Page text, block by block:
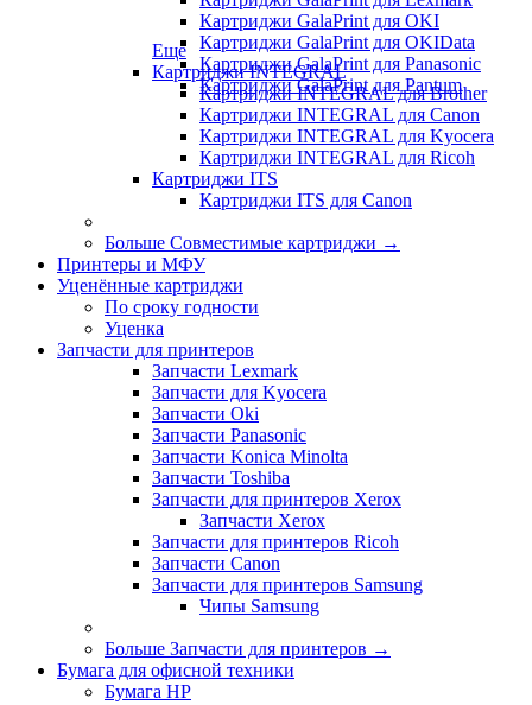
Картриджи GalaPrint для OKI
Картриджи GalaPrint для OKIData
Картриджи GalaPrint для Panasonic
Картриджи GalaPrint для Pantum
Еще
Картриджи INTEGRAL
Картриджи INTEGRAL для Brother
Картриджи INTEGRAL для Canon
Картриджи INTEGRAL для Kyocera
Картриджи INTEGRAL для Ricoh
Картриджи ITS
Картриджи ITS для Canon
Больше Совместимые картриджи →
Принтеры и МФУ
Уценённые картриджи
По сроку годности
Уценка
Запчасти для принтеров
Запчасти Lexmark
Запчасти для Kyocera
Запчасти Oki
Запчасти Panasonic
Запчасти Koniсa Minolta
Запчасти Toshiba
Запчасти для принтеров Xerox
Запчасти Xerox
Запчасти для принтеров Ricoh
Запчасти Canon
Запчасти для принтеров Samsung
Чипы Samsung
Больше Запчасти для принтеров →
Бумага для офисной техники
Бумага HP